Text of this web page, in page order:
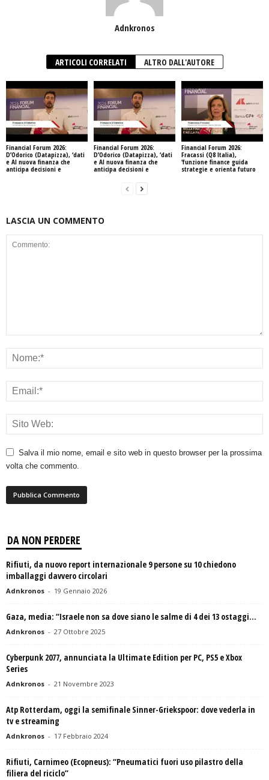
Adnkronos
ARTICOLI CORRELATI ALTRO DALL'AUTORE
Financial Forum 2026:
D’Odorico (Datapizza), ‘dati
e AI nuova finanza che
anticipa decisioni e
Financial Forum 2026:
D’Odorico (Datapizza), ‘dati
e AI nuova finanza che
anticipa decisioni e
Financial Forum 2026:
Fracassi (Q8 Italia),
‘funzione finance guida
strategie e orienta futuro
LASCIA UN COMMENTO
Salva il mio nome, email e sito web in questo browser per la prossima
volta che commento.
DA NON PERDERE
Rifiuti, da nuovo report internazionale 9 persone su 10 chiedono
imballaggi davvero circolari
Adnkronos - 19 Gennaio 2026
Gaza, media: “Israele non sa dove siano le salme di 4 dei 13 ostaggi...
Adnkronos - 27 Ottobre 2025
Cyberpunk 2077, annunciata la Ultimate Edition per PC, PS5 e Xbox
Series
Adnkronos - 21 Novembre 2023
Atp Rotterdam, oggi la semifinale Sinner-Griekspoor: dove vederla in
tv e streaming
Adnkronos - 17 Febbraio 2024
Rifiuti, Carnimeo (Ecopneus): “Pneumatici fuori uso pilastro della
filiera del riciclo”